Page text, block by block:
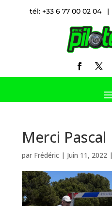
tél: +33 6 77 00 02 04 |
Merci Pascal
par Frédéric| Juin 11, 2022|